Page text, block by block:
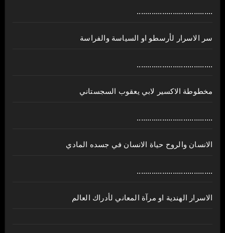
....................................
سر الاسرار لأرسطو او السياسة والفراسة
....................................
مخطوطة الاكسير لابي يعقوب السجستاني
....................................
الانسان والروح حياة الانسان في جسده المادي
....................................
الاسرار الهندية او مرآة المعاني لأدراك العالم